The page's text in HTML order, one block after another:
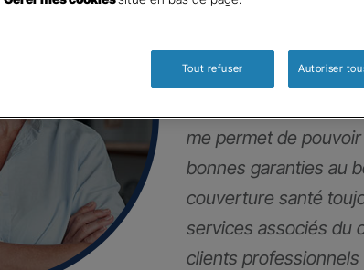
d’expert !
Mes clients et moi
me permet de
bonnes garanties au
couverture santé
services associés du
clients
Tout refuser Autoriser